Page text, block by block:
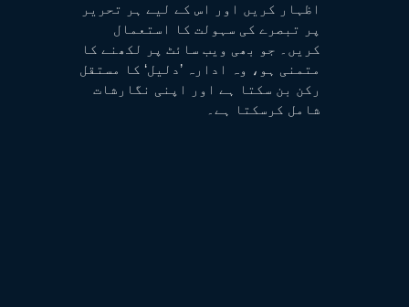
اظہار کریں اور اس کے لیے ہر تحریر
پر تبصرے کی سہولت کا استعمال
کریں۔ جو بھی ویب سائٹ پر لکھنے کا
متمنی ہو، وہ ادارہ ’دلیل‘ کا مستقل
رکن بن سکتا ہے اور اپنی نگارشات
شامل کرسکتا ہے۔